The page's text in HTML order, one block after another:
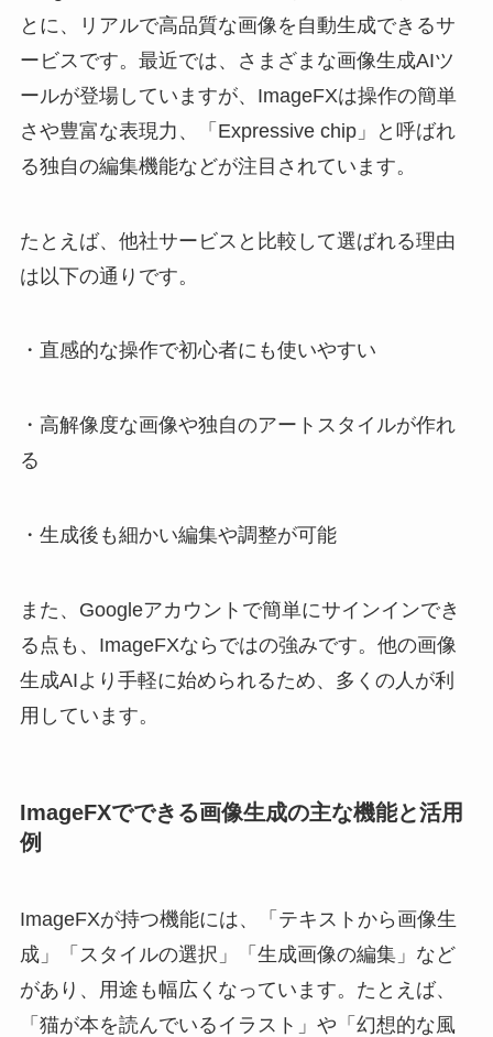
とに、リアルで高品質な画像を自動生成できるサ
ービスです。最近では、さまざまな画像生成AIツ
ールが登場していますが、ImageFXは操作の簡単
さや豊富な表現力、「Expressive chip」と呼ばれ
る独自の編集機能などが注目されています。
たとえば、他社サービスと比較して選ばれる理由
は以下の通りです。
・直感的な操作で初心者にも使いやすい
・高解像度な画像や独自のアートスタイルが作れ
る
・生成後も細かい編集や調整が可能
また、Googleアカウントで簡単にサインインでき
る点も、ImageFXならではの強みです。他の画像
生成AIより手軽に始められるため、多くの人が利
用しています。
ImageFXでできる画像生成の主な機能と活用
例
ImageFXが持つ機能には、「テキストから画像生
成」「スタイルの選択」「生成画像の編集」など
があり、用途も幅広くなっています。たとえば、
「猫が本を読んでいるイラスト」や「幻想的な風